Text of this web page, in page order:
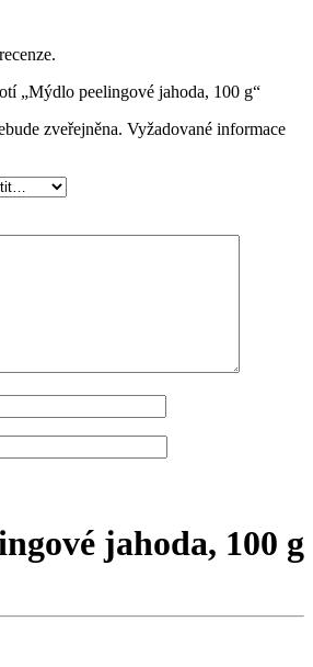
„Mýdlo peelingové jahoda, 100 g“
zveřejněna. Vyžadované informace
jahoda, 100 g